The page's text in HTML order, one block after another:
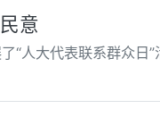
意
“人大代表联系群众日